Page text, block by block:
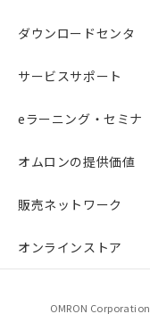
ダウンロードセンタ
サービスサポート
eラーニング・セミナ
オムロンの提供価値
販売ネットワーク
オンラインストア
OMRON Corporation